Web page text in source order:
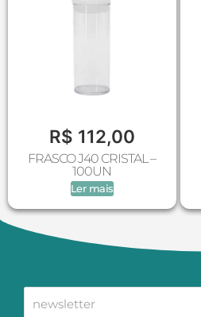
R$ 112,00
FRASCO J40 CRISTAL –
100UN
Ler mais